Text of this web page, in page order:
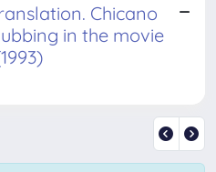
Chicano
in the movie